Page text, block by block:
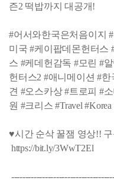
즌2 떡밥까지 대공개!
#어서와한국은처음이지
미국 #케이팝데몬헌터스
스 #케데헌감독 #모린 #
헌터스2 #애니메이션 #
견 #오스카상 #트로피 #
원 #크리스 #Travel #Korea
♥시간 순삭 꿀잼 영상!!
https://bit.ly/3WwT2El